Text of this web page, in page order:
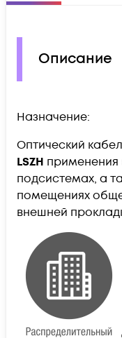
Описание
Назначение:
Оптический
LSZH применения
подсистемах, а
помещениях
внешней